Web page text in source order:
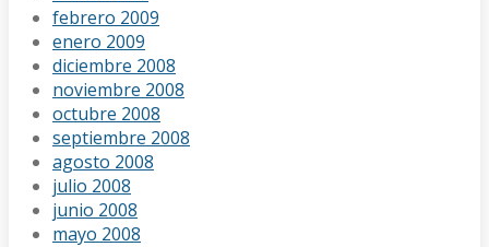
febrero 2009
enero 2009
diciembre 2008
noviembre 2008
octubre 2008
septiembre 2008
agosto 2008
julio 2008
junio 2008
mayo 2008